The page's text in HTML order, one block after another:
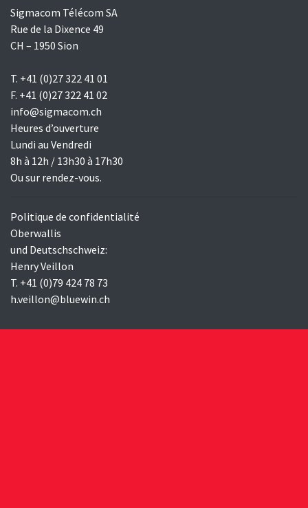
Sigmacom Télécom SA
Rue de la Dixence 49
CH – 1950 Sion
T. +41 (0)27 322 41 01
F. +41 (0)27 322 41 02
info@sigmacom.ch
Heures d’ouverture
Lundi au Vendredi
8h à 12h / 13h30 à 17h30
Ou sur rendez-vous.
Politique de confidentialité
Oberwallis
und Deutschschweiz:
Henry Veillon
T. +41 (0)79 424 78 73
h.veillon@bluewin.ch